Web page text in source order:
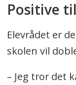
Positive
Elevrådet er
skolen vil
– Jeg tror det